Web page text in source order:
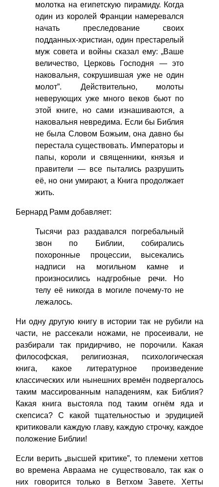
молотка на египетскую пирамиду. Когда
один из королей Франции намеревался
начать преследование своих
подданных-христиан, один престарелый
муж совета и войны сказал ему: „Ваше
величество, Церковь Господня — это
наковальня, сокрушившая уже не один
молот”. Действительно, молоты
неверующих уже много веков бьют по
этой книге, но сами изнашиваются, а
наковальня невредима. Если бы Библия
не была Словом Божьим, она давно бы
перестала существовать. Императоры и
папы, короли и священники, князья и
правители — все пытались разрушить
её, но они умирают, а Книга продолжает
жить.
Бернард Рамм добавляет:
Тысячи раз раздавался погребальный
звон по Библии, собирались
похоронные процессии, высекались
надписи на могильном камне и
произносились надгробные речи. Но
телу её никогда в могиле почему-то не
лежалось.
Ни одну другую книгу в истории так не рубили на
части, не рассекали ножами, не просеивали, не
разбирали так придирчиво, не порочили. Какая
философская, религиозная, психологическая
книга, какое литературное произведение
классических или нынешних времён подвергалось
таким массированным нападениям, как Библия?
Какая книга выстояла под таким огнём яда и
скепсиса? С какой тщательностью и эрудицией
критиковали каждую главу, каждую строчку, каждое
положение Библии!
Если верить „высшей критике”, то племени хеттов
во времена Авраама не существовало, так как о
них говорится только в Ветхом Завете. Хетты